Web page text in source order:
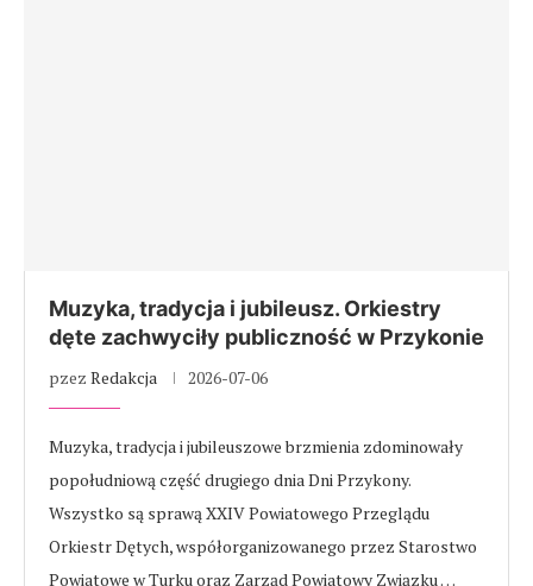
Muzyka, tradycja i jubileusz. Orkiestry
dęte zachwyciły publiczność w Przykonie
pzez Redakcja 2026-07-06
Muzyka, tradycja i jubileuszowe brzmienia zdominowały
popołudniową część drugiego dnia Dni Przykony.
Wszystko są sprawą XXIV Powiatowego Przeglądu
Orkiestr Dętych, współorganizowanego przez Starostwo
Powiatowe w Turku oraz Zarząd Powiatowy Związku …